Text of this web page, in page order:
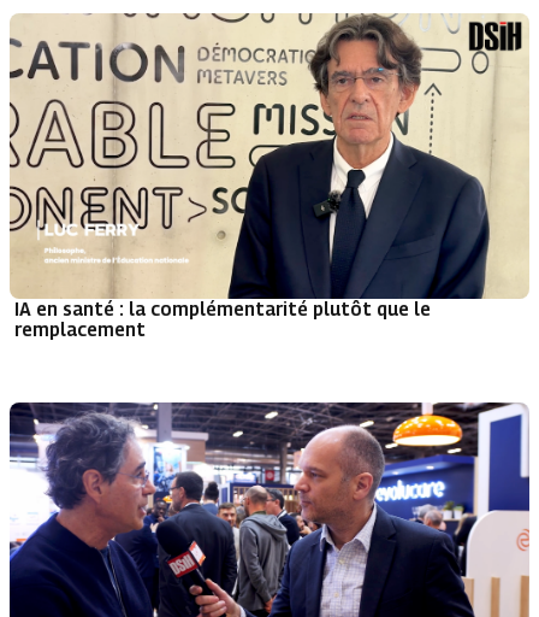
IA en santé : la complémentarité plutôt que le
remplacement